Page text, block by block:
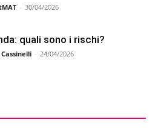
- 30/04/2026
quali sono i rischi?
- 24/04/2026